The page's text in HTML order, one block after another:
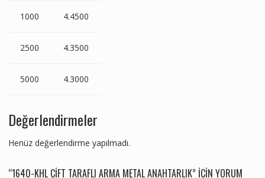
1000 4.4500
2500 4.3500
5000 4.3000
Değerlendirmeler
Henüz değerlendirme yapılmadı.
“1640-KHL ÇIFT TARAFLI ARMA METAL ANAHTARLIK” IÇIN YORUM